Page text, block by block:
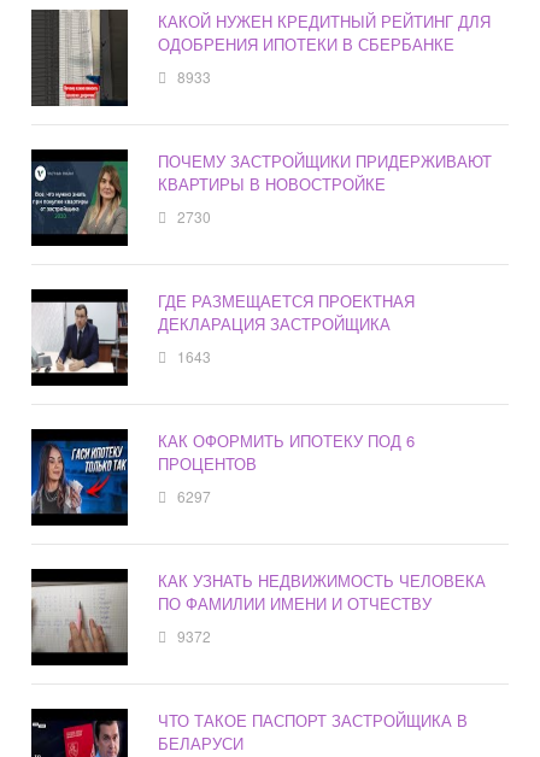
КАКОЙ НУЖЕН КРЕДИТНЫЙ РЕЙТИНГ ДЛЯ
ОДОБРЕНИЯ ИПОТЕКИ В СБЕРБАНКЕ
8933
ПОЧЕМУ ЗАСТРОЙЩИКИ ПРИДЕРЖИВАЮТ
КВАРТИРЫ В НОВОСТРОЙКЕ
2730
ГДЕ РАЗМЕЩАЕТСЯ ПРОЕКТНАЯ
ДЕКЛАРАЦИЯ ЗАСТРОЙЩИКА
1643
КАК ОФОРМИТЬ ИПОТЕКУ ПОД 6
ПРОЦЕНТОВ
6297
КАК УЗНАТЬ НЕДВИЖИМОСТЬ ЧЕЛОВЕКА
ПО ФАМИЛИИ ИМЕНИ И ОТЧЕСТВУ
9372
ЧТО ТАКОЕ ПАСПОРТ ЗАСТРОЙЩИКА В
БЕЛАРУСИ